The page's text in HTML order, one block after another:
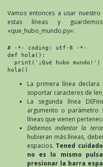
Vamos entonces a usar
estas líneas y
«que_hubo_mundo.py»:
# -*- coding: utf-8 -*-
def hola():
  print('¡Qué hubo mundo!')
hola()
La primera línea
soportar caracteres de
La segunda línea
argumento o parámetro
líneas que vienen
Debemos indentar la
hubieran más líneas,
espacios. Tened
no es lo mismo
presionar la barra